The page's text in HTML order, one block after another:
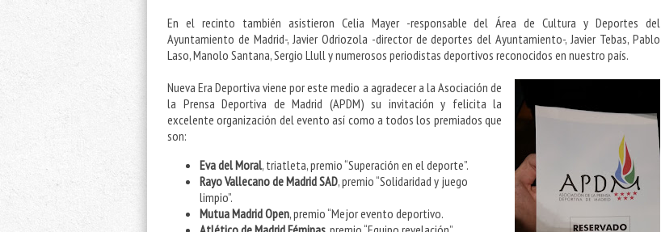
En el recinto también asistieron Celia Mayer -responsable del Área de Cultura y Deportes del
Ayuntamiento de Madrid-, Javier Odriozola -director de deportes del Ayuntamiento-, Javier Tebas, Pablo
Laso, Manolo Santana, Sergio Llull y numerosos periodistas deportivos reconocidos en nuestro país.
Nueva Era Deportiva viene por este medio a agradecer a la Asociación de
la Prensa Deportiva de Madrid (APDM) su invitación y felicita la
excelente organización del evento así como a todos los premiados que
son:
Eva del Moral, triatleta, premio “Superación en el deporte”.
Rayo Vallecano de Madrid SAD,premio “Solidaridad y juego
limpio”.
Mutua Madrid Open,premio “Mejor evento deportivo.